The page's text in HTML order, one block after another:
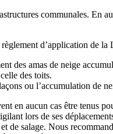
communales. En
d’application de la
des amas de neige
des toits.
ou l’accumulation de
en aucun cas être tenus
lors de ses
salage. Nous